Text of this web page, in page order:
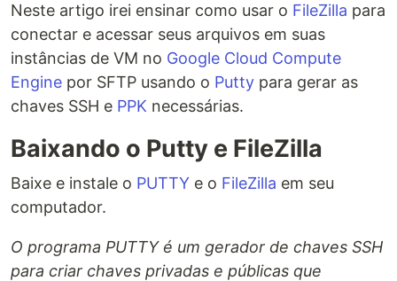
Neste artigo irei ensinar como usar o FileZilla para
conectar e acessar seus arquivos em suas
instâncias de VM no Google Cloud Compute
Engine por SFTP usando o Putty para gerar as
chaves SSH e PPK necessárias.
Baixando o Putty e FileZilla
Baixe e instale o PUTTY e o FileZilla em seu
computador.
O programa PUTTY é um gerador de chaves SSH
para criar chaves privadas e públicas que